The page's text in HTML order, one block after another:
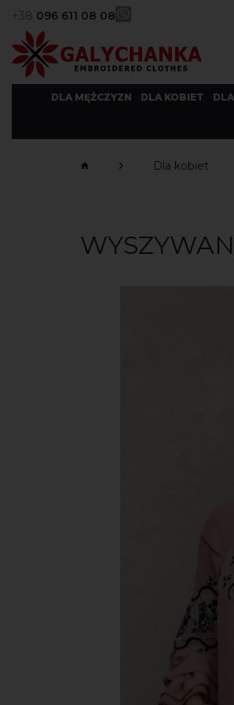
+38 096 611 08 08
DLA MĘŻCZYZN DLA KOBIET
Dla kobiet